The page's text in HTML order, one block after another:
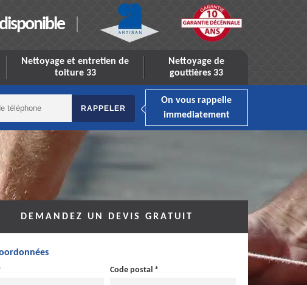
Nettoyage et entretien de
toiture 33
Nettoyage de
gouttières 33
On vous rappelle
immediatement
DEMANDEZ UN DEVIS GRATUIT
Code postal *